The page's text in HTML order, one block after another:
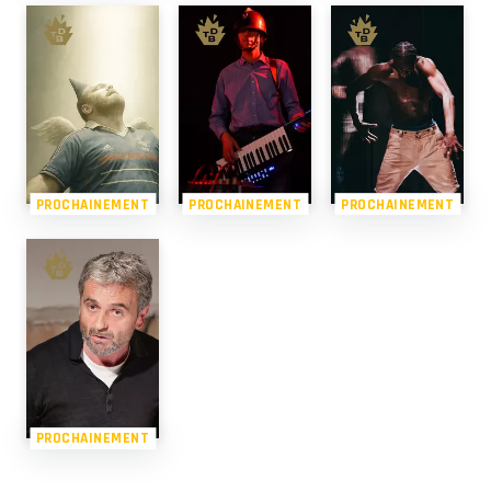
PROCHAINEMENT PROCHAINEMENT PROCHAINEMENT
PROCHAINEMENT